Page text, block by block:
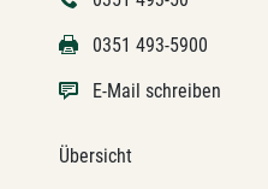
0351 493-5900
E-Mail schreiben
Übersicht